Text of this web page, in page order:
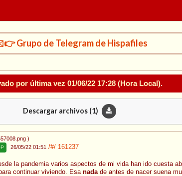
Grupo de Telegram de Hispafiles
por última vez 01/06/22 17:28 (Hora Local).
Descargar archivos (1)
)
26/05/22 01:51 /#/ 161237
la pandemia varios aspectos de mi vida han ido cuesta
continuar viviendo. Esa nada de antes de nacer suena